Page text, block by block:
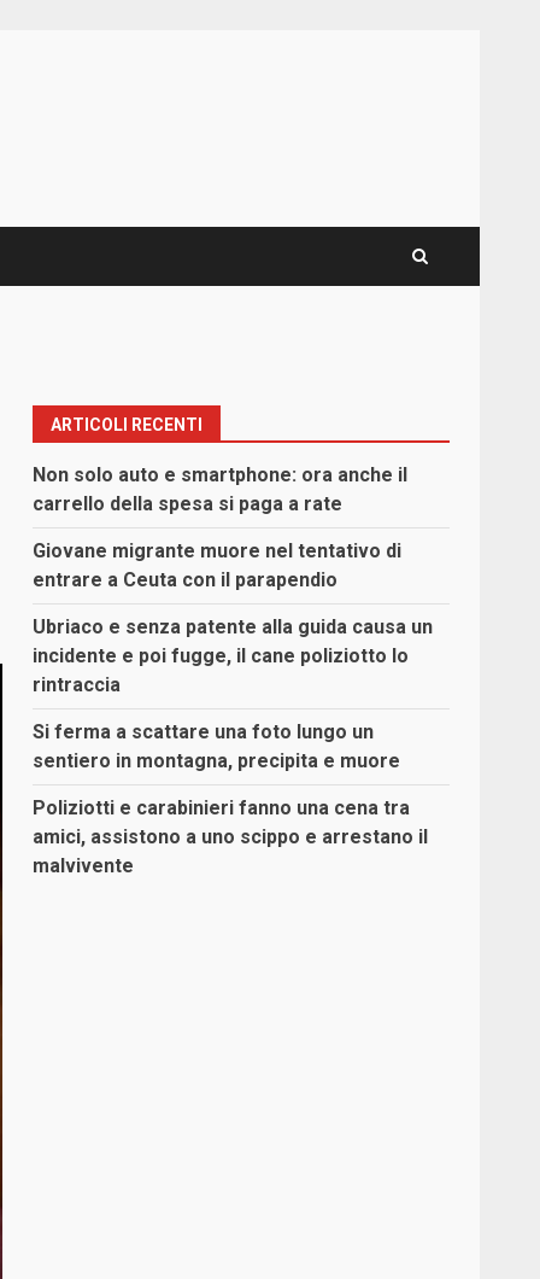
ARTICOLI RECENTI
Non solo auto e smartphone: ora anche il
carrello della spesa si paga a rate
Giovane migrante muore nel tentativo di
entrare a Ceuta con il parapendio
Ubriaco e senza patente alla guida causa un
incidente e poi fugge, il cane poliziotto lo
rintraccia
Si ferma a scattare una foto lungo un
sentiero in montagna, precipita e muore
Poliziotti e carabinieri fanno una cena tra
amici, assistono a uno scippo e arrestano il
malvivente